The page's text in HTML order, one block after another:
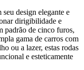
seu design elegante e
dirigibilidade e
padrão de cinco furos,
gama de carros com
ou a lazer, estas rodas
e esteticamente